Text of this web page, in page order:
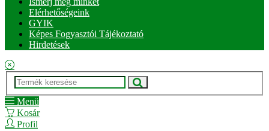
Elérhetőségeink
GYIK
Képes Fogyasztói Tájékoztató
Hirdetések
Menü
Kosár
Profil